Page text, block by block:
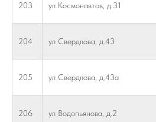
203 ул Космонавтов, д.31
204 ул Свердлова, д.43
205 ул Свердлова, д.43а
206 ул Водопьянова, д.2